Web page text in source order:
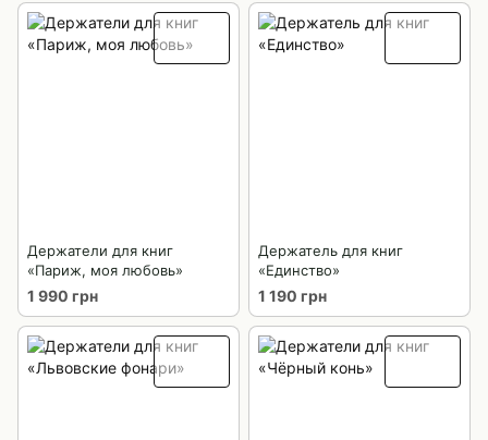
Держатели для книг
«Париж, моя любовь»
1 990 грн
Держатель для книг
«Единство»
1 190 грн